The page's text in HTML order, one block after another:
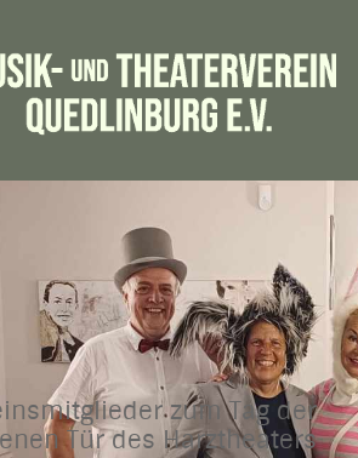
zum Tag der
Tür des Harztheaters